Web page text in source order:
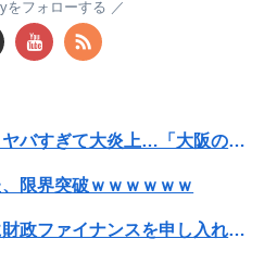
棋観
【うなぎとにんにく】焼き鳥焼いてるから見てクレメンスｗｗｗ（画像あり）
祖父が亡くなって遺品整理してたら大量の手紙が出てきた。全部同じ女性で祖父と恋愛関係だったっぽい
をフォローする
【悲報】大阪のホテル、ヤバすぎて大炎上…「大阪の洗礼を受けました」
限界突破ｗｗｗｗｗｗ
高市早苗、ガチで日銀に財政ファイナンスを申し入れて円売りパニックを引き起こす